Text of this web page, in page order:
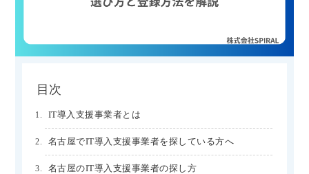
目次
IT導入支援事業者とは
名古屋でIT導入支援事業者を探している方へ
名古屋のIT導入支援事業者の探し方